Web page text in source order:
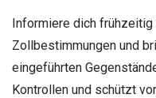
Informiere dich
Zollbestimmungen und
eingeführten
Kontrollen und schützt